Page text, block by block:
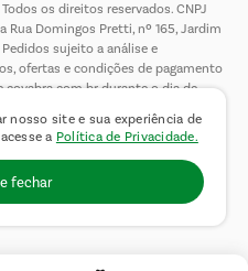
nosso site e sua experiência de
a Política de Privacidade.
fechar
os direitos reservados. CNPJ
Rua Domingos Pretti, nº 165, Jardim
Pedidos sujeito a análise e
ofertas e condições de pagamento
durante o dia de
por compra por cliente. Não
ilustrativas.É proibida a venda e a
de 18 (dezoito) anos, conforme Lei
Criança e do Adolescente).